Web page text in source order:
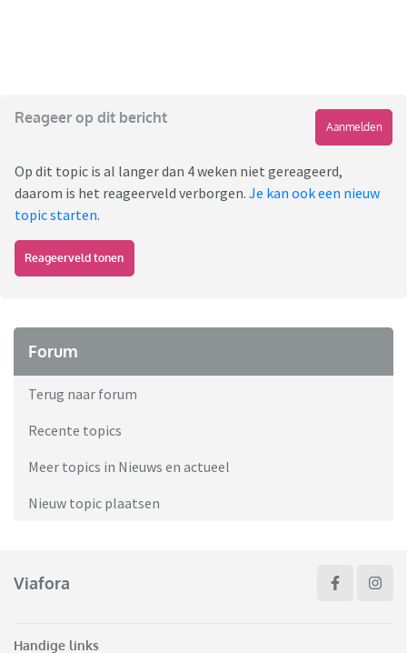
Reageer op dit bericht
Aanmelden
Op dit topic is al langer dan 4 weken niet gereageerd,
daarom is het reageerveld verborgen. Je kan ook een nieuw
topic starten.
Reageerveld tonen
Forum
Terug naar forum
Recente topics
Meer topics in Nieuws en actueel
Nieuw topic plaatsen
Viafora
Handige links